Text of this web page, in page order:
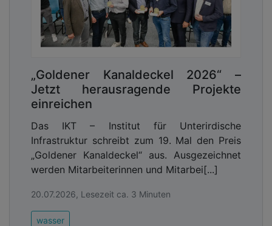
„Goldener Kanaldeckel 2026“ –
Jetzt herausragende Projekte
einreichen
Das IKT – Institut für Unterirdische
Infrastruktur schreibt zum 19. Mal den Preis
„Goldener Kanaldeckel“ aus. Ausgezeichnet
werden Mitarbeiterinnen und Mitarbei[...]
20.07.2026, Lesezeit ca. 3 Minuten
wasser